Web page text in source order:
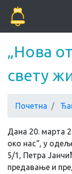
„Нова
свету
Почетна
Дана 20. марта
око нас“, у
5/1, Петра
предавање и